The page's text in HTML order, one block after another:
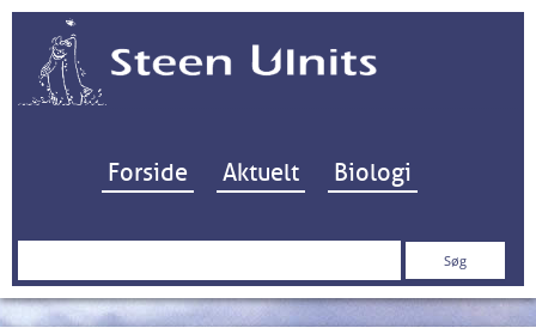
Hop til indhold
Forside Aktuelt Biologi
Søg